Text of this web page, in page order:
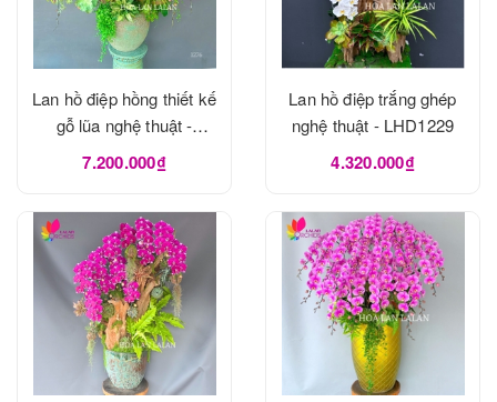
Lan hồ điệp hồng thiết kế
gỗ lũa nghệ thuật -
LHD1273
7.200.000₫
Lan hồ điệp trắng ghép
nghệ thuật - LHD1229
4.320.000₫